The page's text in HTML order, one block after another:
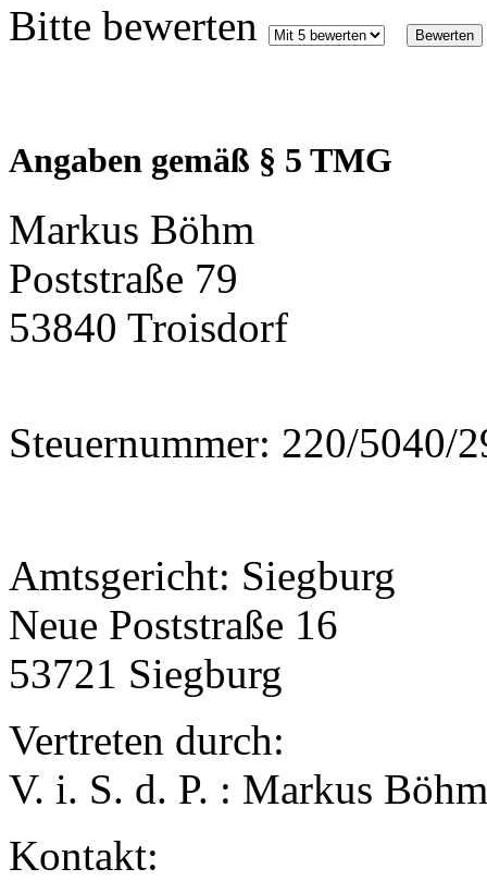
Bitte bewerten
Angaben gemäß § 5 TMG
Markus Böhm
Poststraße 79
53840 Troisdorf
Steuernummer: 220/5040/
Amtsgericht: Siegburg
Neue Poststraße 16
53721 Siegburg
Vertreten durch:
V. i. S. d. P. : Markus Böhm
Kontakt: